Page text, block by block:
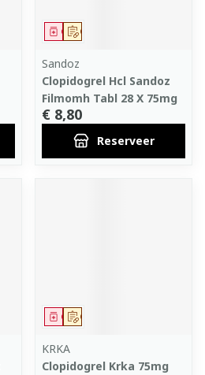
Op voorschrift
Geneesmiddel
Sandoz
Clopidogrel Hcl Sandoz
Filmomh Tabl 28 X 75mg
€ 8,80
Reserveer
Op voorschrift
Geneesmiddel
KRKA
Clopidogrel Krka 75mg